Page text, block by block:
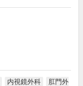
内視鏡外科
肛門外